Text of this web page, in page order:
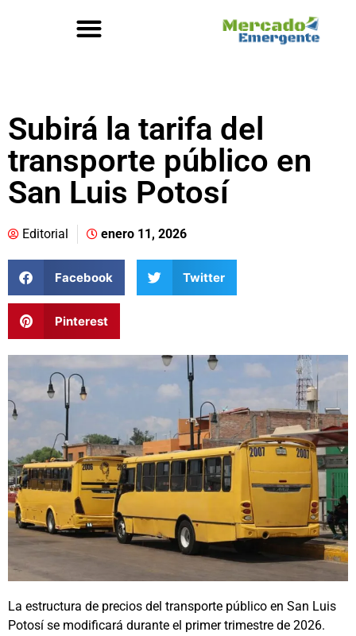
Subirá la tarifa del
transporte público en
San Luis Potosí
Editorial enero 11, 2026
Facebook Twitter
Pinterest
La estructura de precios del transporte público en San Luis
Potosí se modificará durante el primer trimestre de 2026.